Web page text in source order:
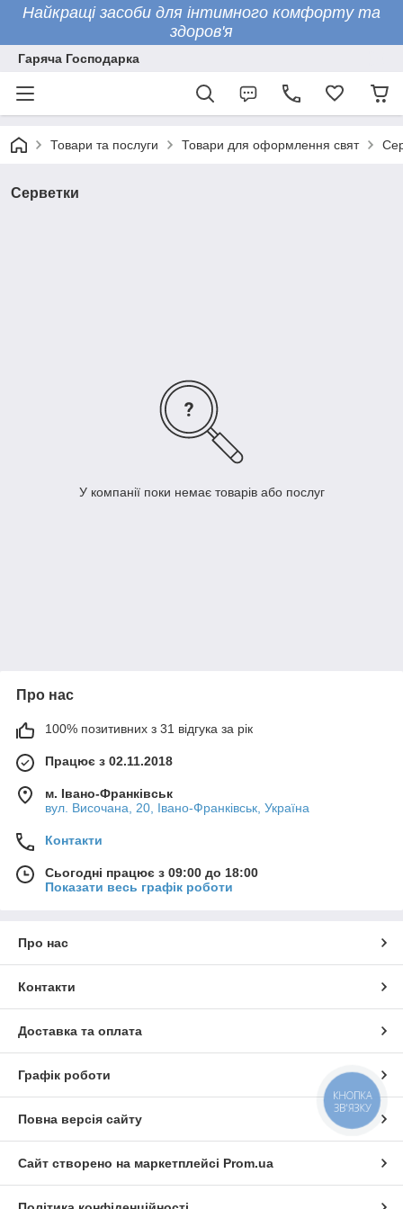
Найкращі засоби для інтимного комфорту та
здоров'я
Гаряча Господарка
Товари та послуги Товари для оформлення свят
Серветки
У компанії поки немає товарів або послуг
Про нас
100% позитивних з 31 відгука за рік
Працює з 02.11.2018
м. Івано-Франківськ
вул. Височана, 20, Івано-Франківськ, Україна
Контакти
Сьогодні працює з 09:00 до 18:00
Показати весь графік роботи
Про нас
Контакти
Доставка та оплата
Графік роботи
Повна версія сайту
Сайт створено на маркетплейсі Prom.ua
КНОПКА
ЗВ'ЯЗКУ